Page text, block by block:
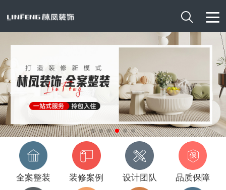

全案整装 装修案例 设计团队 品质保障